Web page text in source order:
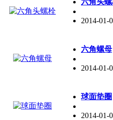
2014-01-
六角螺母
2014-01-
球面垫圈
2014-01-